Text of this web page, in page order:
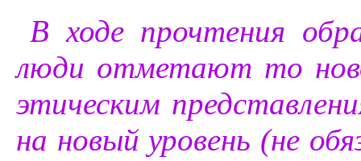
В ходе прочтения
люди отметают то
этическим
на новый уровень (не